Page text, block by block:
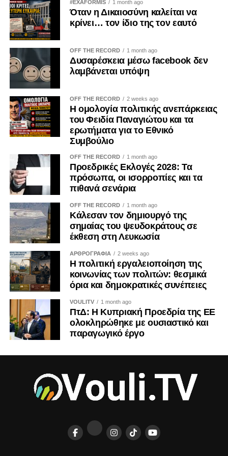
δεν εξαντλείται στις επετειακές ομιλίες, ούτε στις
αναρτήσεις στα μέσα κοινωνικής δικτύωσης.
Αποδεικνύεται καθημερινά μέσα από τις προσωπικές μας
επιλογές. Δεν μπορεί κανείς να καταδικάζει την κατοχή και
ταυτόχρονα να χρηματοδοτεί, έστω και έμμεσα, τις
οικονομικές δομές που τη συντηρούν.
Η Κύπρος εξακολουθεί να ζει τις συνέπειες της εισβολής
του 1974. Οι πρόσφυγες παραμένουν μακριά από τις
πατρογονικές τους εστίες. Οι οικογένειες των
αγνοουμένων συνεχίζουν να αναζητούν απαντήσεις. Οι
εγκλωβισμένοι εξακολουθούν να δοκιμάζονται. Η κατοχή
δεν ανήκει στο παρελθόν· είναι μια καθημερινή
πραγματικότητα.
Γι’ αυτό η ενίσχυση των παράνομων καζίνων στα
κατεχόμενα δεν μπορεί να θεωρείται μια αθώα
προσωπική επιλογή. Είναι μια πράξη με πολιτικές,
οικονομικές και εθνικές προεκτάσεις. Και ως τέτοια οφείλει
να αντιμετωπίζεται από όλους μας με τη σοβαρότητα που
της αρμόζει.
Η ιστορία διδάσκει ότι τα τετελεσμένα παγιώνονται όταν οι
κοινωνίες συνηθίζουν να τα αποδέχονται. Η Κύπρος δεν
έχει την πολυτέλεια ούτε της αδιαφορίας ούτε της λήθης.
ΤΟΥ ΚΡΙΣ ΜΙΧΑΗΛ
#EXAFORMIS 1 month ago
Όταν η Δικαιοσύνη καλείται να
κρίνει… τον ίδιο της τον εαυτό
OFF THE RECORD 1 month ago
Δυσαρέσκεια μέσω facebook δεν
λαμβάνεται υπόψη
OFF THE RECORD 2 weeks ago
Η ομολογία πολιτικής ανεπάρκειας
του Φειδία Παναγιώτου και τα
ερωτήματα για το Εθνικό
Συμβούλιο
OFF THE RECORD 1 month ago
Προεδρικές Εκλογές 2028: Τα
πρόσωπα, οι ισορροπίες και τα
πιθανά σενάρια
OFF THE RECORD 1 month ago
Κάλεσαν τον δημιουργό της
σημαίας του ψευδοκράτους σε
έκθεση στη Λευκωσία
ΑΡΘΡΟΓΡΑΦΙΑ 2 weeks ago
Η πολιτική εργαλειοποίηση της
κοινωνίας των πολιτών: θεσμικά
όρια και δημοκρατικές συνέπειες
VOULITV 1 month ago
ΠτΔ: Η Κυπριακή Προεδρία της ΕΕ
ολοκληρώθηκε με ουσιαστικό και
παραγωγικό έργο